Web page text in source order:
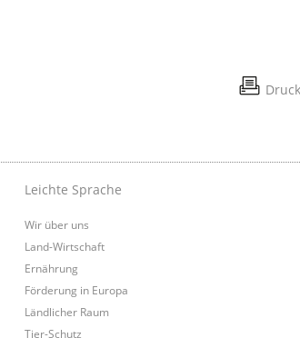
Leichte Sprache
Wir über uns
Land-Wirtschaft
Ernährung
Förderung in Europa
Ländlicher Raum
Tier-Schutz